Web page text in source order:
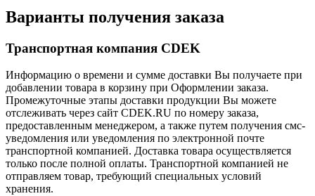
Варианты получения заказа
Транспортная компания CDEK
Информацию о времени и сумме доставки Вы получаете при
добавлении товара в корзину при Оформлении заказа.
Промежуточные этапы доставки продукции Вы можете
отслеживать через сайт CDEK.RU по номеру заказа,
предоставленным менеджером, а также путем получения смс-
уведомления или уведомления по электронной почте
транспортной компанией. Доставка товара осуществляется
только после полной оплаты. Транспортной компанией не
отправляем товар, требующий специальных условий
хранения.